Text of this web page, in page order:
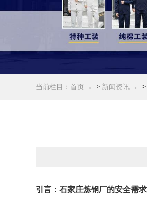
当前栏目： 首页 > 新闻资讯 >
引言：石家庄炼钢厂的安全需求